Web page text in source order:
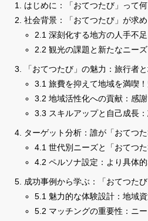
はじめに：「おてつたび」って
社会背景：「おてつたび」が求
2.1 深刻化する地方の人手不
2.2 観光の課題と新たなニー
「おてつたび」の魅力：旅行者
3.1 旅費を抑えて地域を満喫
3.2 地域活性化への貢献：感
3.3 スキルアップと自己成長
ターゲット分析：誰が「おてつ
4.1 世代別ニーズと「おてつ
4.2 ペルソナ設定：より具体
成功事例から学ぶ：「おてつた
5.1 魅力的な体験設計：地域
5.2 マッチングの重要性：ニ